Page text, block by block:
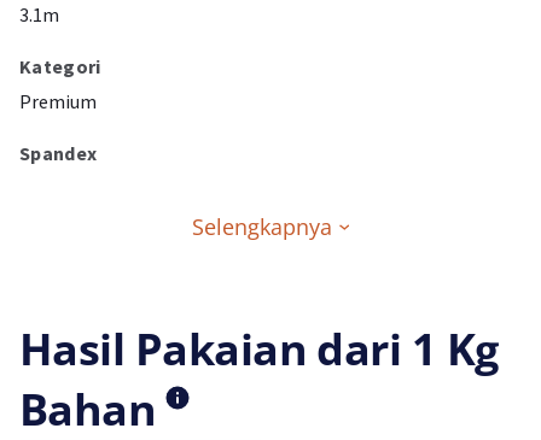
3.1m
Kategori
Premium
Spandex
Selengkapnya
Hasil Pakaian dari 1 Kg
Bahan